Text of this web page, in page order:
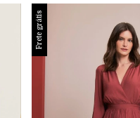
Frete grátis